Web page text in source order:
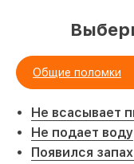
Общие поломки
Не всасывает
Не подает воду
Появился